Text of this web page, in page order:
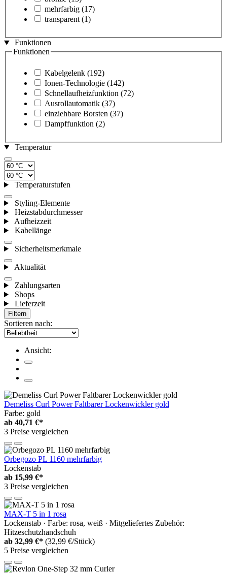
mehrfarbig (17)
transparent (1)
Funktionen
Funktionen
Kabelgelenk (192)
Ionen-Technologie (142)
Schnellaufheizfunktion (72)
Ausrollautomatik (37)
einziehbare Borsten (37)
Dampffunktion (2)
Temperatur
Temperaturstufen
Styling-Elemente
Heizstabdurchmesser
Aufheizzeit
Kabellänge
Sicherheitsmerkmale
Aktualität
Zahlungsarten
Shops
Lieferzeit
Filtern
Sortieren nach:
Ansicht:
Demeliss Curl Power Faltbarer Lockenwickler gold
Farbe: gold
ab 40,71 €*
3 Preise vergleichen
Orbegozo PL 1160 mehrfarbig
Lockenstab
ab 15,99 €*
3 Preise vergleichen
MAX-T 5 in 1 rosa
Lockenstab · Farbe: rosa, weiß · Mitgeliefertes Zubehör:
Hitzeschutzhandschuh
ab 32,99 €* (32,99 €/Stück)
5 Preise vergleichen